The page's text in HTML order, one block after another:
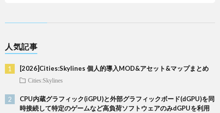
人気記事
[2026]Cities:Skylines 個人的導入MOD&アセット&マップまとめ
Cities:Skylines
CPU内蔵グラフィック(iGPU)と外部グラフィックボード(dGPU)を同
時接続して特定のゲームなど高負荷ソフトウェアのみdGPUを利用